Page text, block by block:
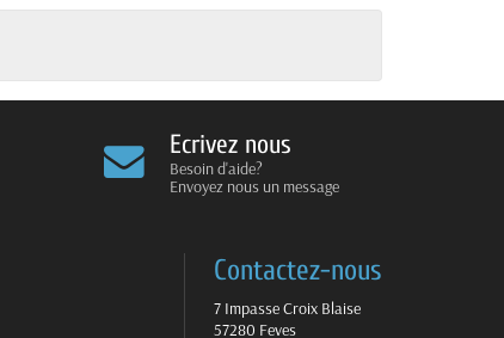
Ecrivez nous
Besoin d'aide?
Envoyez nous un message
Contactez-nous
7 Impasse Croix Blaise
57280 Feves